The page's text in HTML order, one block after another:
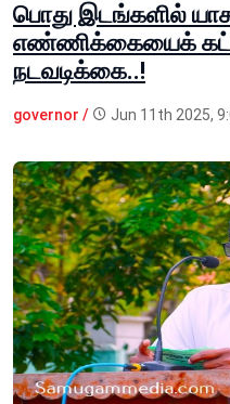
பொது இடங்களில்
எண்ணிக்கையைக்
நடவடிக்கை..!
governor / Jun 11th 2025,